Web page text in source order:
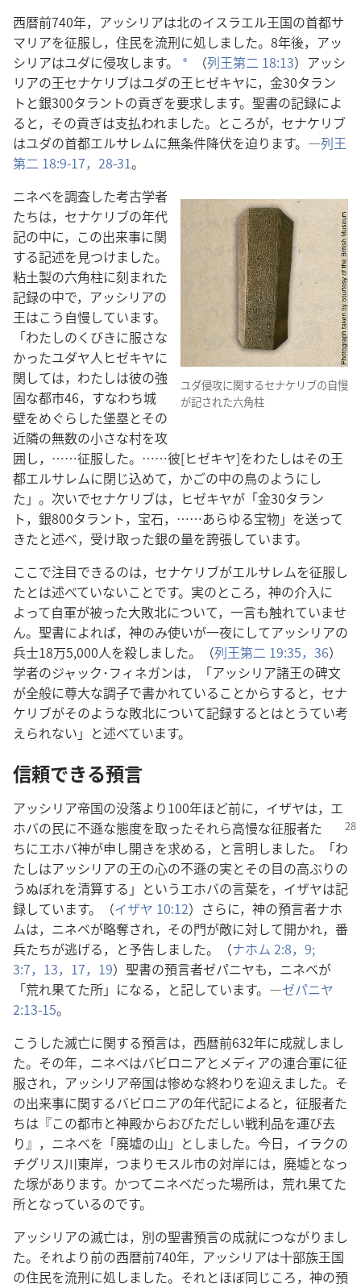
西暦前740年，アッシリアは北のイスラエル王国の首都サ
マリアを征服し，住民を流刑に処しました。8年後，アッ
シリアはユダに侵攻します。
* （列王第二 18:13）アッシ
リアの王セナケリブはユダの王ヒゼキヤに，金30タラン
トと銀300タラントの貢ぎを要求します。聖書の記録によ
ると，その貢ぎは支払われました。ところが，セナケリブ
はユダの首都エルサレムに無条件降伏を迫ります。―列王
第二 18:9-17， 28-31。
ユダ侵攻に関するセナケリブの自慢
が記された六角柱
ニネベを調査した考古学者
たちは，セナケリブの年代
記の中に，この出来事に関
する記述を見つけました。
粘土製の六角柱に刻まれた
記録の中で，アッシリアの
王はこう自慢しています。
「わたしのくびきに服さな
かったユダヤ人ヒゼキヤに
関しては，わたしは彼の強
固な都市46，すなわち城
壁をめぐらした堡塁とその
近隣の無数の小さな村を攻
囲し，……征服した。……彼[ヒゼキヤ]をわたしはその王
都エルサレムに閉じ込めて，かごの中の鳥のようにし
た」。次いでセナケリブは，ヒゼキヤが「金30タラン
ト，銀800タラント，宝石，……あらゆる宝物」を送って
きたと述べ，受け取った銀の量を誇張しています。
ここで注目できるのは，セナケリブがエルサレムを征服し
たとは述べていないことです。実のところ，神の介入に
よって自軍が被った大敗北について，一言も触れていませ
ん。聖書によれば，神のみ使いが一夜にしてアッシリアの
兵士18万5,000人を殺しました。（列王第二 19:35，36）
学者のジャック･フィネガンは，「アッシリア諸王の碑文
が全般に尊大な調子で書かれていることからすると，セナ
ケリブがそのような敗北について記録するとはとうてい考
えられない」と述べています。
信頼できる預言
アッシリア帝国の没落より100年ほど前に，イザヤは，エ
ホバの民に不遜な態度を取ったそれら高慢な征服者た
ちにエホバ神が申し開きを求める，と言明しました。「わ
たしはアッシリアの王の心の不遜の実とその目の高ぶりの
うぬぼれを清算する」というエホバの言葉を，イザヤは記
録しています。（イザヤ 10:12）さらに，神の預言者ナホ
ムは，ニネベが略奪され，その門が敵に対して開かれ，番
兵たちが逃げる，と予告しました。（ナホム 2:8，9;
3:7， 13， 17， 19）聖書の預言者ゼパニヤも，ニネベが
「荒れ果てた所」になる，と記しています。―ゼパニヤ
2:13-15。
こうした滅亡に関する預言は，西暦前632年に成就しまし
た。その年，ニネベはバビロニアとメディアの連合軍に征
服され，アッシリア帝国は惨めな終わりを迎えました。そ
の出来事に関するバビロニアの年代記によると，征服者た
ちは『この都市と神殿からおびただしい戦利品を運び去
り』，ニネベを「廃墟の山」としました。今日，イラクの
チグリス川東岸，つまりモスル市の対岸には，廃墟となっ
た塚があります。かつてニネベだった場所は，荒れ果てた
所となっているのです。
アッシリアの滅亡は，別の聖書預言の成就につながりまし
た。それより前の西暦前740年，アッシリアは十部族王国
の住民を流刑に処しました。それとほぼ同じころ，神の預